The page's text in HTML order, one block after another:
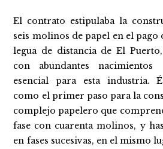
El contrato estipulaba la
seis molinos de papel en el pago
legua de distancia de El
con abundantes nacimientos
esencial para esta industria.
como el primer paso para la
complejo papelero que
fase con cuarenta molinos, y
en fases sucesivas, en el mismo